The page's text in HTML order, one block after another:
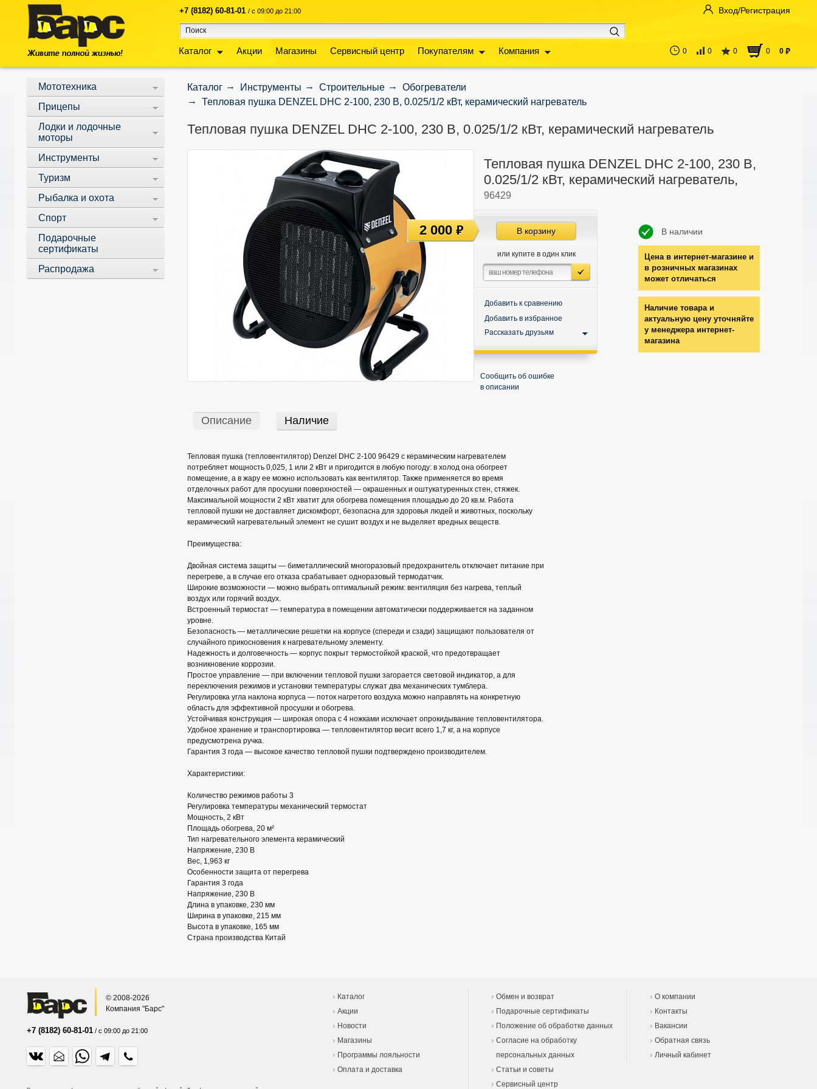
+7 (8182) 60-81-01 / с 09:00 до 21:00
Каталог Акции Магазины Сервисный центр Покупателям Компания
Вход/Регистрация
0 0 0 0 0 руб
Мототехника
Прицепы
Лодки и лодочные
моторы
Инструменты
Туризм
Рыбалка и охота
Спорт
Подарочные
сертификаты
Распродажа
Каталог Инструменты Строительные
Обогреватели
Тепловая пушка DENZEL DHC 2-100, 230 В, 0.025/1/2 кВт, керамический нагреватель
Тепловая пушка DENZEL DHC 2-100, 230 В, 0.025/1/2 кВт, керамический нагреватель
Тепловая пушка DENZEL DHC 2-100, 230 В,
0.025/1/2 кВт, керамический нагреватель,
96429
В наличии
Цена в интернет-магазине и
в розничных магазинах
может отличаться
Наличие товара и
актуальную цену уточняйте
у менеджера интернет-
магазина
В корзину
или купите в один клик
Добавить к сравнению
Добавить в избранное
Рассказать друзьям
Сообщить об ошибке
в описании
2 000руб
Описание Наличие
Тепловая пушка (тепловентилятор) Denzel DHC 2-100 96429 с керамическим нагревателем
потребляет мощность 0,025, 1 или 2 кВт и пригодится в любую погоду: в холод она обогреет
помещение, а в жару ее можно использовать как вентилятор. Также применяется во время
отделочных работ для просушки поверхностей — окрашенных и оштукатуренных стен, стяжек.
Максимальной мощности 2 кВт хватит для обогрева помещения площадью до 20 кв.м. Работа
тепловой пушки не доставляет дискомфорт, безопасна для здоровья людей и животных, поскольку
керамический нагревательный элемент не сушит воздух и не выделяет вредных веществ.
Преимущества:
Двойная система защиты — биметаллический многоразовый предохранитель отключает питание при
перегреве, а в случае его отказа срабатывает одноразовый термодатчик.
Широкие возможности — можно выбрать оптимальный режим: вентиляция без нагрева, теплый
воздух или горячий воздух.
Встроенный термостат — температура в помещении автоматически поддерживается на заданном
уровне.
Безопасность — металлические решетки на корпусе (спереди и сзади) защищают пользователя от
случайного прикосновения к нагревательному элементу.
Надежность и долговечность — корпус покрыт термостойкой краской, что предотвращает
возникновение коррозии.
Простое управление — при включении тепловой пушки загорается световой индикатор, а для
переключения режимов и установки температуры служат два механических тумблера.
Регулировка угла наклона корпуса — поток нагретого воздуха можно направлять на конкретную
область для эффективной просушки и обогрева.
Устойчивая конструкция — широкая опора с 4 ножками исключает опрокидывание тепловентилятора.
Удобное хранение и транспортировка — тепловентилятор весит всего 1,7 кг, а на корпусе
предусмотрена ручка.
Гарантия 3 года — высокое качество тепловой пушки подтверждено производителем.
Характеристики:
Количество режимов работы 3
Регулировка температуры механический термостат
Мощность, 2 кВт
Площадь обогрева, 20 м²
Тип нагревательного элемента керамический
Напряжение, 230 В
Вес, 1,963 кг
Особенности защита от перегрева
Гарантия 3 года
Напряжение, 230 В
Длина в упаковке, 230 мм
Ширина в упаковке, 215 мм
Высота в упаковке, 165 мм
Страна производства Китай
© 2008-2026
Компания "Барс"
+7 (8182) 60-81-01 / с 09:00 до 21:00
Каталог
Акции
Новости
Магазины
Программы лояльности
Оплата и доставка
Обмен и возврат
Подарочные сертификаты
Положение об обработке данных
Согласие на обработку
персональных данных
Статьи и советы
Сервисный центр
О компании
Контакты
Вакансии
Обратная связь
Личный кабинет